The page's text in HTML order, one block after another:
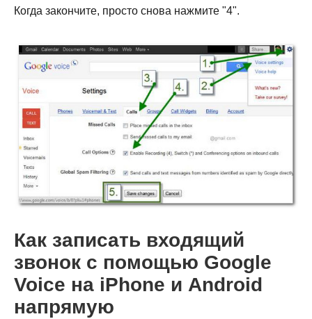
Шаг 1.
Шаг 2.
Когда закончите, просто снова нажмите "4".
Как записать входящий
звонок с помощью Google
Voice на iPhone и Android
напрямую